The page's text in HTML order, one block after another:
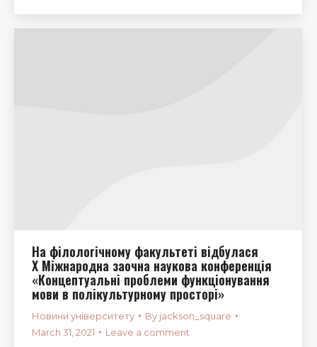
На філологічному факультеті відбулася
Х Міжнародна заочна наукова конференція
«Концептуальні проблеми функціонування
мови в полікультурному просторі»
Новини університету By jackson_square
March 31, 2021
Leave a comment